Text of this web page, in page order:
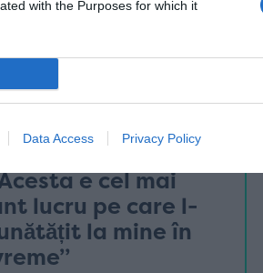
with the Purposes for which it
Data Access Privacy Policy
„Că nu
e cel mai
lucru pe care l-
la mine în